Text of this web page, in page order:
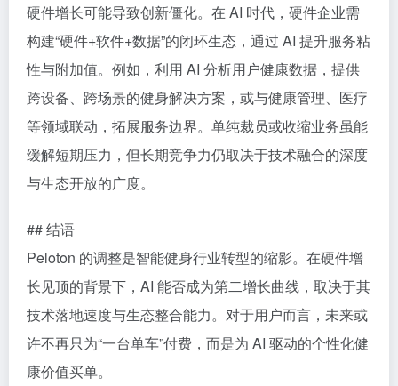
硬件增长可能导致创新僵化。在 AI 时代，硬件企业需
构建“硬件+软件+数据”的闭环生态，通过 AI 提升服务粘
性与附加值。例如，利用 AI 分析用户健康数据，提供
跨设备、跨场景的健身解决方案，或与健康管理、医疗
等领域联动，拓展服务边界。单纯裁员或收缩业务虽能
缓解短期压力，但长期竞争力仍取决于技术融合的深度
与生态开放的广度。
## 结语
Peloton 的调整是智能健身行业转型的缩影。在硬件增
长见顶的背景下，AI 能否成为第二增长曲线，取决于其
技术落地速度与生态整合能力。对于用户而言，未来或
许不再只为“一台单车”付费，而是为 AI 驱动的个性化健
康价值买单。